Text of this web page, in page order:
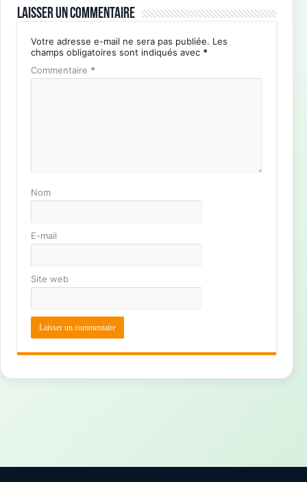
Laisser un commentaire
Votre adresse e-mail ne sera pas publiée. Les
champs obligatoires sont indiqués avec *
Commentaire *
Nom
E-mail
Site web